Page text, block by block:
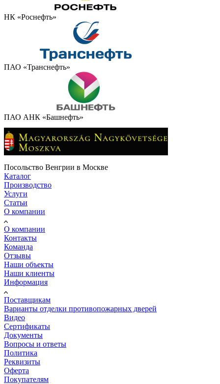
НК «Роснефть»
ПАО «Транснефть»
ПАО АНК «Башнефть»
Посольство Венгрии в Москве
Каталог
Производство
Услуги
Статьи
О компании
О компании
Контакты
Команда
Отзывы
Наши объекты
Наши клиенты
Информация
Поставщикам
Варианты отделки противопожарных дверей
Видео
Сертификаты
Документы
Вопросы и ответы
Политика
Реквизиты
Оферта
Покупателям